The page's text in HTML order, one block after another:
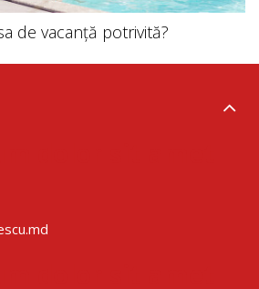
de vacanță potrivită?